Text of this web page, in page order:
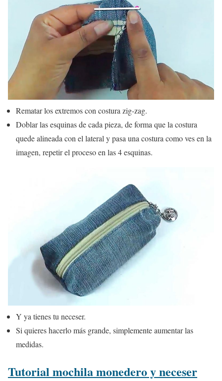
Rematar los extremos con costura zig-zag.
Doblar las esquinas de cada pieza, de forma que la costura
quede alineada con el lateral y pasa una costura como ves en la
imagen, repetir el proceso en las 4 esquinas.
Y ya tienes tu neceser.
Si quieres hacerlo más grande, simplemente aumentar las
medidas.
Tutorial mochila monedero y neceser